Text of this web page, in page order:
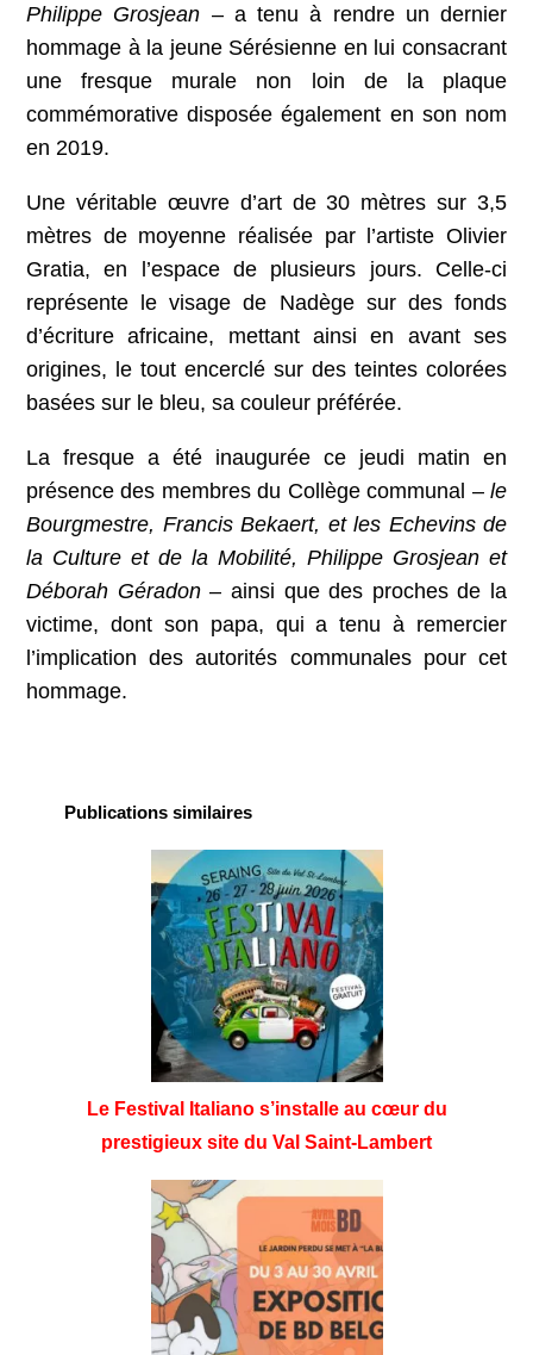
Philippe Grosjean – a tenu à rendre un dernier
hommage à la jeune Sérésienne en lui consacrant
une fresque murale non loin de la plaque
commémorative disposée également en son nom
en 2019.
Une véritable œuvre d’art de 30 mètres sur 3,5
mètres de moyenne réalisée par l’artiste Olivier
Gratia, en l’espace de plusieurs jours. Celle-ci
représente le visage de Nadège sur des fonds
d’écriture africaine, mettant ainsi en avant ses
origines, le tout encerclé sur des teintes colorées
basées sur le bleu, sa couleur préférée.
La fresque a été inaugurée ce jeudi matin en
présence des membres du Collège communal – le
Bourgmestre, Francis Bekaert, et les Echevins de
la Culture et de la Mobilité, Philippe Grosjean et
Déborah Géradon– ainsi que des proches de la
victime, dont son papa, qui a tenu à remercier
l’implication des autorités communales pour cet
hommage.
Publications similaires
Le Festival Italiano s’installe au cœur du
prestigieux site du Val Saint-Lambert